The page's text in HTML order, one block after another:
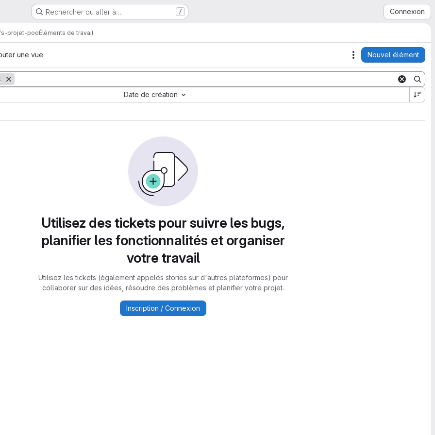
Rechercher ou aller à… / Connexion
projet-pooÉléments de travail
une vue Actions
Nouvel élément
Date de création
Utilisez des tickets pour suivre les bugs,
planifier les fonctionnalités et organiser
votre travail
Utilisez les tickets (également appelés stories sur d'autres plateformes) pour
collaborer sur des idées, résoudre des problèmes et planifier votre projet.
Inscription / Connexion